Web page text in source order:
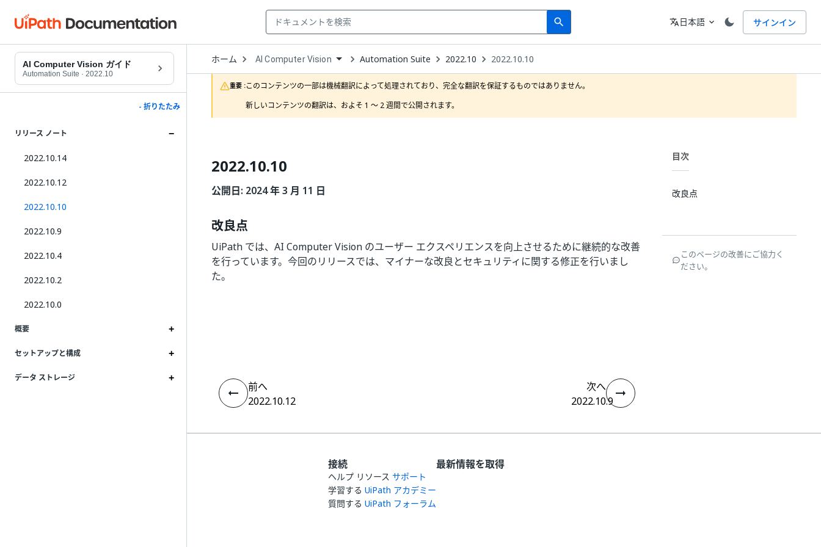
search
Search 言語
translate日本語 expand_more サインイン
AI Computer Vision ガイド
Automation Suite · 2022.10
- 折りたたみ
リリース ノート
2022.10.14
2022.10.12
2022.10.10
2022.10.9
2022.10.4
2022.10.2
2022.10.0
概要
セットアップと構成
データ ストレージ
ホーム Open
Dropdown
to
choose
product
AI Computer Vision Automation Suite 2022.10 2022.10.10
重要 :このコンテンツの一部は機械翻訳によって処理されており、完全な翻訳を保証するものではありません。
新しいコンテンツの翻訳は、およそ 1 ～ 2 週間で公開されます。
2022.10.10
公開日: 2024 年 3 月 11 日
改良点
UiPath では、AI Computer Vision のユーザー エクスペリエンスを向上させるために継続的な改善
を行っています。今回のリリースでは、マイナーな改良とセキュリティに関する修正を行いまし
た。
目次
改良点
このページの改善にご協力く
ださい。
前へ
2022.10.12
次へ
2022.10.9
接続
ヘルプ リソース サポート
学習する UiPath アカデミー
質問する UiPath フォーラム
最新情報を取得